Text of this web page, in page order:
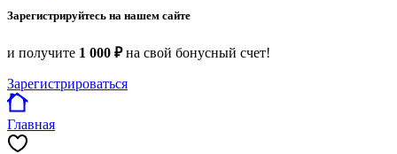
Зарегистрируйтесь на нашем сайте
и получите 1 000 ₽на свой бонусный счет!
Зарегистрироваться
Главная